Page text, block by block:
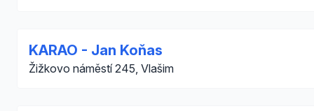
KARAO - Jan Koňas
Žižkovo náměstí 245, Vlašim